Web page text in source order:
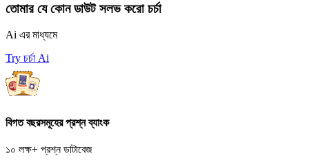
তোমার যে কোন ডাউট সলভ করো চর্চা
Ai এর মাধ্যমে
Try চর্চা Ai
বিগত বছরসমূহের প্রশ্ন ব্যাংক
১০ লক্ষ+ প্রশ্ন ডাটাবেজ